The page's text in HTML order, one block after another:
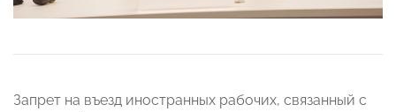
Запрет на въезд иностранных рабочих, связанный с